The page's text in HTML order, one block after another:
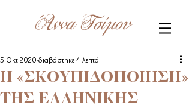
Άννα Τσίμου
Η «ΣΚΟΥΠΙΔΟΠΟΙΗΣΗ»
ΤΗΣ ΕΛΛΗΝΙΚΗΣ
5 Οκτ 2020 διαβάστηκε 4 λεπτά